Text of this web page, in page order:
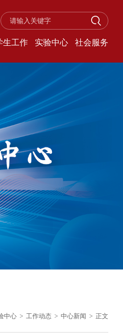
生工作 实验中心 社会服务
中心 > 工作动态 > 中心新闻 > 正文